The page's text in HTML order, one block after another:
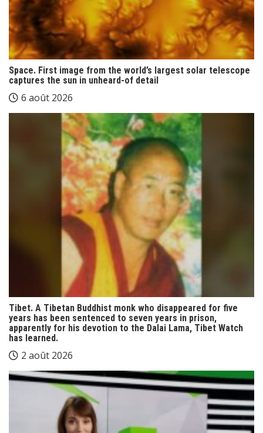
Space. First image from the world’s largest solar telescope
captures the sun in unheard-of detail
6 août 2026
Tibet. A Tibetan Buddhist monk who disappeared for five
years has been sentenced to seven years in prison,
apparently for his devotion to the Dalai Lama, Tibet Watch
has learned.
2 août 2026